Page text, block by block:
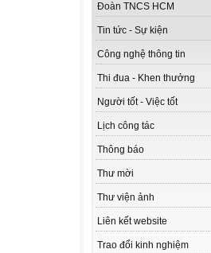
Đoàn TNCS HCM
Tin tức - Sự kiện
Công nghệ thông tin
Thi đua - Khen thưởng
Người tốt - Việc tốt
Lịch công tác
Thông báo
Thư mời
Thư viện ảnh
Liên kết website
Trao đổi kinh nghiệm